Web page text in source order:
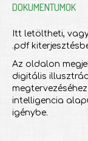
DOKUMENTUMOK
Itt letöltheti,
.pdf
Az oldalon
digitális
intelligencia
igénybe.